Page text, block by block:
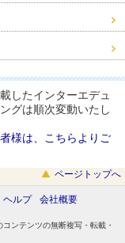
したインターエデュ
グは順次変動いたし
様は、こちらよりご
ページトップへ
ヘルプ 会社概要
ンテンツの無断複写・転載・